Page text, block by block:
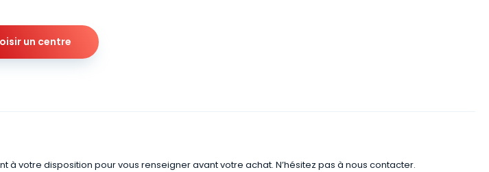
un centre
votre disposition pour vous renseigner avant votre achat. N’hésitez pas à nous contacter.